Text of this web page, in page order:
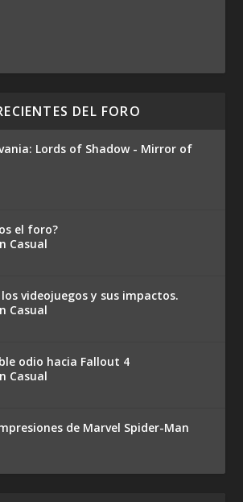
DEL FORO
Lords of Shadow - Mirror of
el foro?
Casual
videojuegos y sus impactos.
Casual
odio hacia Fallout 4
Casual
de Marvel Spider-Man